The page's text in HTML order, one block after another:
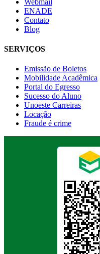
ENADE
Contato
Blog
SERVIÇOS
Emissão de Boletos
Mobilidade Acadêmica
Portal do Egresso
Sucesso do Aluno
Unoeste Carreiras
Locação
Fraude é crime